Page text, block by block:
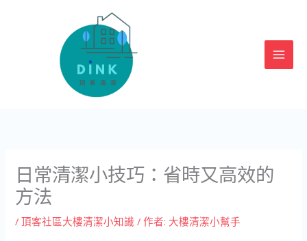
日常清潔小技巧：省時又高效的
方法
/頂客社區大樓清潔小知識 / 作者: 大樓清潔小幫手